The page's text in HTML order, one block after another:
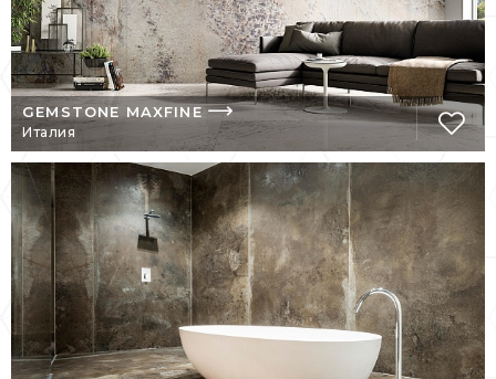
ассортиментом итальянского
производителя, скачайте пдф-каталог.
Чтобы уточнить цену, сроки доставки –
позвоните нашему менеджеру, и он
ответит на все интересующие вас
вопросы.
GEMSTONE MAXFINE
Италия